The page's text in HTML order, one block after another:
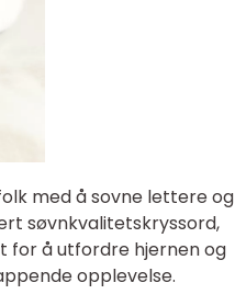
med å sovne lettere og
søvnkvalitetskryssord,
for å utfordre hjernen og
opplevelse.